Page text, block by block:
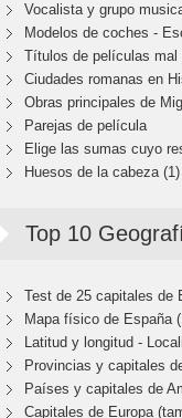
Vocalista y grupo
Modelos de coches -
Títulos de películas mal
Ciudades romanas en
Obras principales de
Parejas de película
Elige las sumas cuyo
Huesos de la cabeza (1)
Top 10
Test de 25 capitales de
Mapa físico de España
Latitud y longitud -
Provincias y capitales
Países y capitales de
Capitales de Europa